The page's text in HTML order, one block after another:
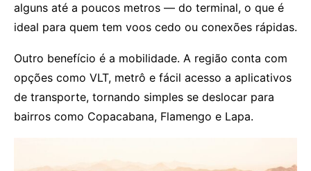
alguns até a poucos metros — do terminal, o que é
ideal para quem tem voos cedo ou conexões rápidas.
Outro benefício é a mobilidade. A região conta com
opções como VLT, metrô e fácil acesso a aplicativos
de transporte, tornando simples se deslocar para
bairros como Copacabana, Flamengo e Lapa.